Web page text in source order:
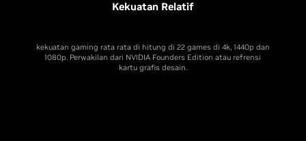
Kekuatan Relatif
kekuatan gaming rata rata di hitung di 22 games di 4k, 1440p dan
1080p. Perwakilan dari NVIDIA Founders Edition atau refrensi
kartu grafis desain.